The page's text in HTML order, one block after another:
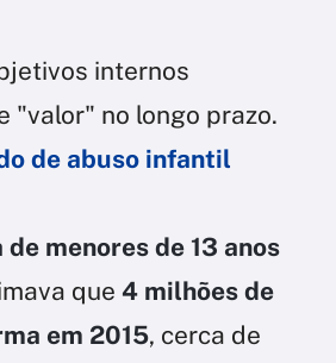
internos
"valor" no longo prazo.
de abuso infantil
menores de 13 anos
que 4 milhões de
em 2015, cerca de